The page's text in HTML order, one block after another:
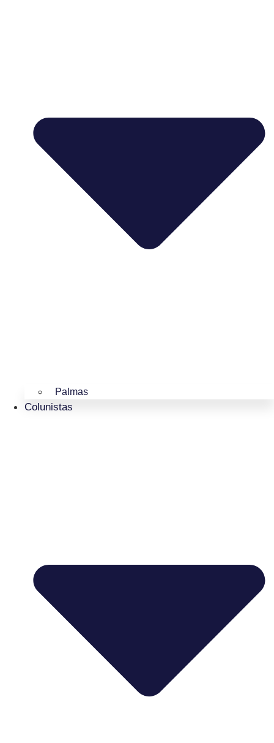
Palmas
Colunistas